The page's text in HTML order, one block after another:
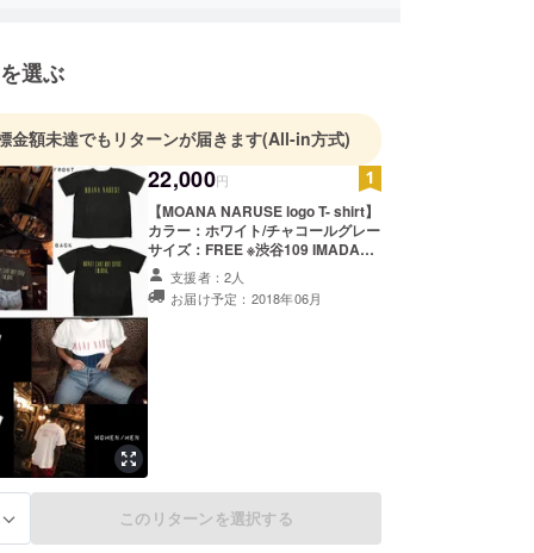
選ぶ
金額未達でもリターンが届きます(All-in方式)
22,000円
【MOANA NARUSE logo T- shirt】
カラー：ホワイト/チャコールグレー
サイズ：FREE ※渋谷109 IMADA
MARKETにてMOANA NARUSEデ
ザイナー兼代表の成瀬モアナが来店
中にご購入頂いた方には、成瀬モア
支援者：2人
お届け予定：2018年06月
このリターンを選択する